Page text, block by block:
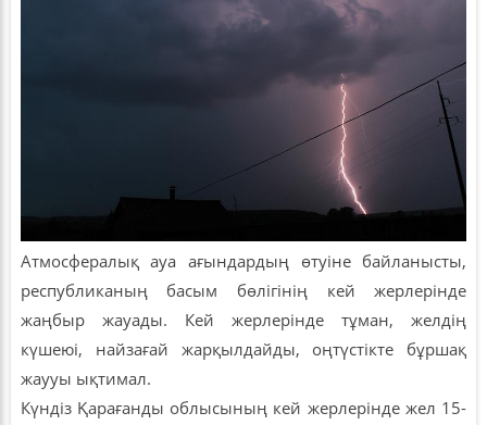
Атмосфералық ауа ағындардың өтуіне байланысты,
республиканың басым бөлігінің кей жерлерінде
жаңбыр жауады. Кей жерлерінде тұман, желдің
күшеюі, найзағай жарқылдайды, оңтүстікте бұршақ
жаууы ықтимал.
Күндіз Қарағанды облысының кей жерлерінде жел 15-